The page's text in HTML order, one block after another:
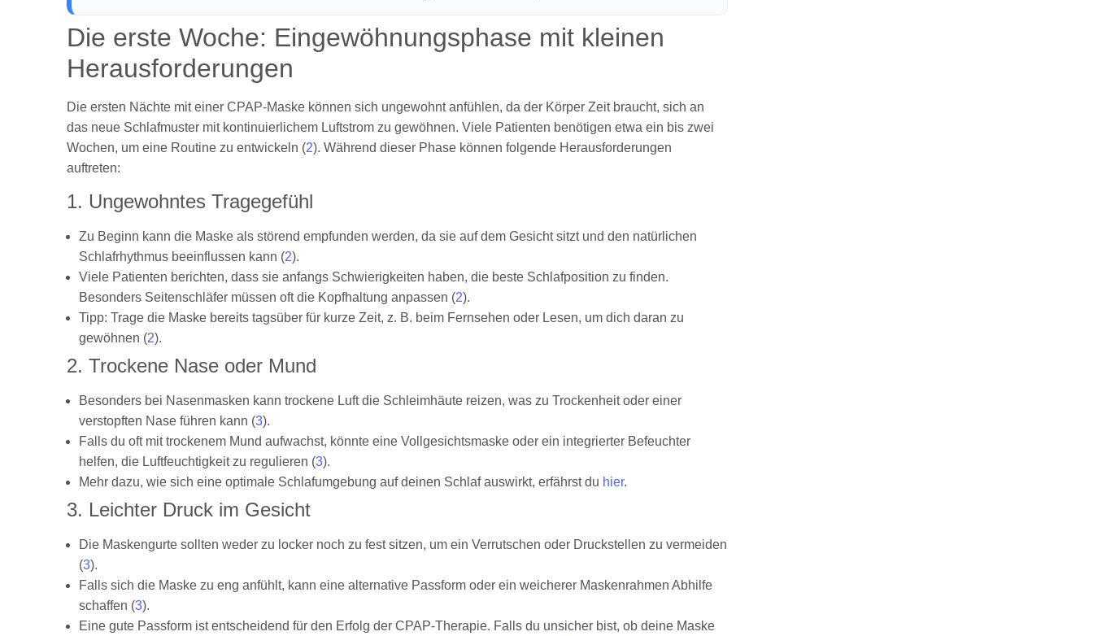
Die erste Woche: Eingewöhnungsphase mit kleinen
Herausforderungen
Die ersten Nächte mit einer CPAP-Maske können sich ungewohnt anfühlen, da der Körper Zeit braucht, sich an
das neue Schlafmuster mit kontinuierlichem Luftstrom zu gewöhnen. Viele Patienten benötigen etwa ein bis zwei
Wochen, um eine Routine zu entwickeln (2). Während dieser Phase können folgende Herausforderungen
auftreten:
1. Ungewohntes Tragegefühl
Zu Beginn kann die Maske als störend empfunden werden, da sie auf dem Gesicht sitzt und den natürlichen
Schlafrhythmus beeinflussen kann (2).
Viele Patienten berichten, dass sie anfangs Schwierigkeiten haben, die beste Schlafposition zu finden.
Besonders Seitenschläfer müssen oft die Kopfhaltung anpassen (2).
Tipp: Trage die Maske bereits tagsüber für kurze Zeit, z. B. beim Fernsehen oder Lesen, um dich daran zu
gewöhnen (2).
2. Trockene Nase oder Mund
Besonders bei Nasenmasken kann trockene Luft die Schleimhäute reizen, was zu Trockenheit oder einer
verstopften Nase führen kann (3).
Falls du oft mit trockenem Mund aufwachst, könnte eine Vollgesichtsmaske oder ein integrierter Befeuchter
helfen, die Luftfeuchtigkeit zu regulieren (3).
Mehr dazu, wie sich eine optimale Schlafumgebung auf deinen Schlaf auswirkt, erfährst du hier.
3. Leichter Druck im Gesicht
Die Maskengurte sollten weder zu locker noch zu fest sitzen, um ein Verrutschen oder Druckstellen zu vermeiden
(3).
Falls sich die Maske zu eng anfühlt, kann eine alternative Passform oder ein weicherer Maskenrahmen Abhilfe
schaffen (3).
Eine gute Passform ist entscheidend für den Erfolg der CPAP-Therapie. Falls du unsicher bist, ob deine Maske